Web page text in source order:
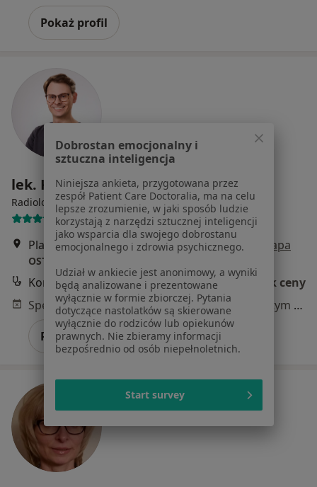
Pokaż profil
lek. Krzysztof Grucki
Radiolog, Ultrasonografista· Więcej
90 opinii
Plac Henryka Sienkiewicza 2/3, Szamotuły Mapa
OSTOJA ZDROWIA LEKARZE SPECJALIŚCI
Konsultacja radiologiczna
Brak ceny
Specjalista nie oferuje umawiania online pod tym adresem.
Poproś o wizytę
Dobrostan emocjonalny i
sztuczna inteligencja
Niniejsza ankieta, przygotowana przez
zespół Patient Care Doctoralia, ma na celu
lepsze zrozumienie, w jaki sposób ludzie
korzystają z narzędzi sztucznej inteligencji
jako wsparcia dla swojego dobrostanu
emocjonalnego i zdrowia psychicznego.
Udział w ankiecie jest anonimowy, a wyniki
będą analizowane i prezentowane
wyłącznie w formie zbiorczej. Pytania
dotyczące nastolatków są skierowane
wyłącznie do rodziców lub opiekunów
prawnych. Nie zbieramy informacji
bezpośrednio od osób niepełnoletnich.
Start survey